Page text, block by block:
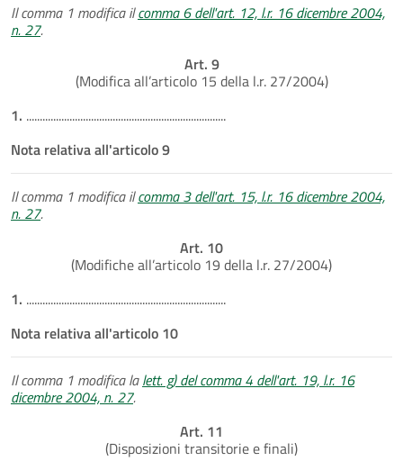
Il comma 1 modifica ilcomma 6 dell'art. 12, l.r. 16 dicembre 2004,
n. 27.
Art. 9
(Modifica all’articolo 15 della l.r. 27/2004)
1. ..........................................................................
Nota relativa all'articolo 9
Il comma 1 modifica ilcomma 3 dell'art. 15, l.r. 16 dicembre 2004,
n. 27.
Art. 10
(Modifiche all’articolo 19 della l.r. 27/2004)
1. ..........................................................................
Nota relativa all'articolo 10
Il comma 1 modifica lalett. g) del comma 4 dell'art. 19, l.r. 16
dicembre 2004, n. 27.
Art. 11
(Disposizioni transitorie e finali)